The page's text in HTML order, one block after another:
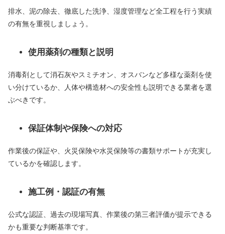
排水、泥の除去、徹底した洗浄、湿度管理など全工程を行う実績
の有無を重視しましょう。
使用薬剤の種類と説明
消毒剤として消石灰やスミチオン、オスバンなど多様な薬剤を使
い分けているか、人体や構造材への安全性も説明できる業者を選
ぶべきです。
保証体制や保険への対応
作業後の保証や、火災保険や水災保険等の書類サポートが充実し
ているかを確認します。
施工例・認証の有無
公式な認証、過去の現場写真、作業後の第三者評価が提示できる
かも重要な判断基準です。